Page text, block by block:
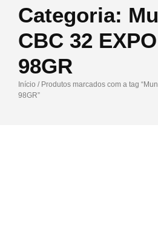
Categoria:
CBC 32
98GR
Início / Produtos marcados com a tag
98GR”